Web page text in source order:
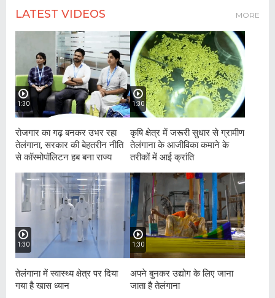
LATEST VIDEOS MORE
1:30
रोजगार का गढ़ बनकर उभर रहा
तेलंगाना, सरकार की बेहतरीन नीति
से कॉस्मोपॉलिटन हब बना राज्य
1:30
कृषि क्षेत्र में जरूरी सुधार से ग्रामीण
तेलंगाना के आजीविका कमाने के
तरीकों में आई क्रांति
1:30
तेलंगाना में स्वास्थ्य क्षेत्र पर दिया
गया है खास ध्यान
1:30
अपने बुनकर उद्योग के लिए जाना
जाता है तेलंगाना